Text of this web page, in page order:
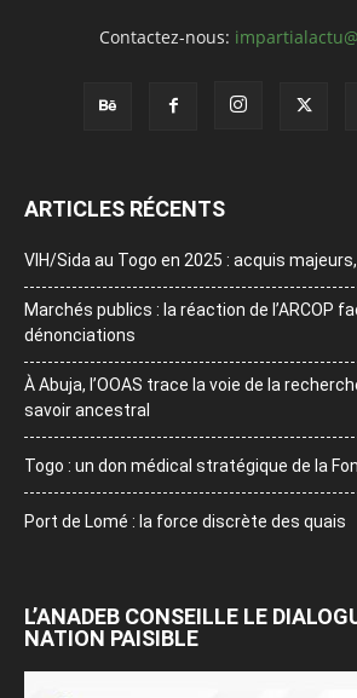
Contactez-nous:
ARTICLES RÉCENTS
VIH/Sida au Togo en 2025 : acquis
Marchés publics : la réaction de l’ARCOP
dénonciations
À Abuja, l’OOAS trace la voie de la
savoir ancestral
Togo : un don médical stratégique de la
Port de Lomé : la force discrète des quais
L’ANADEB CONSEILLE LE
NATION PAISIBLE